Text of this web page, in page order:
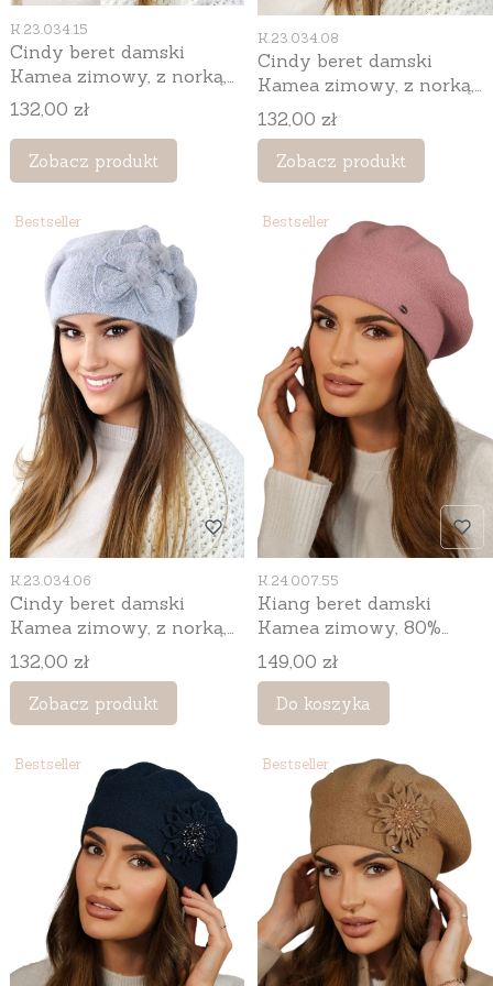
Kod produktu
K.23.034.15
Cindy beret damski
Kamea zimowy, z norką,
kwiatowy motyw, z
angorą, rozmiar
uniwersalny 54–60 cm,
kolor bordowy
Cena
132,00 zł
Zobacz produkt
Kod produktu
K.23.034.08
Cindy beret damski
Kamea zimowy, z norką,
kwiatowy motyw, z
angorą, rozmiar
uniwersalny 54–60 cm,
kolor czarny
Cena
132,00 zł
Zobacz produkt
Bestseller
Kod produktu
K.23.034.06
Cindy beret damski
Kamea zimowy, z norką,
kwiatowy motyw, z
angorą, rozmiar
uniwersalny 54–60 cm,
kolor szary
Cena
132,00 zł
Zobacz produkt
Bestseller
Kod produktu
K.24.007.55
Kiang beret damski
Kamea zimowy, 80%
wełny, rozmiar
uniwersalny 54–60 cm,
kolor różany
Cena
149,00 zł
Do koszyka
Bestseller Bestseller